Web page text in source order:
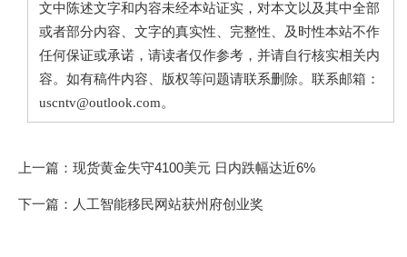
文中陈述文字和内容未经本站证实，对本文以及其中全部
或者部分内容、文字的真实性、完整性、及时性本站不作
任何保证或承诺，请读者仅作参考，并请自行核实相关内
容。如有稿件内容、版权等问题请联系删除。联系邮箱：
uscntv@outlook.com。
上一篇： 现货黄金失守4100美元 日内跌幅达近6%
下一篇： 人工智能移民网站获州府创业奖